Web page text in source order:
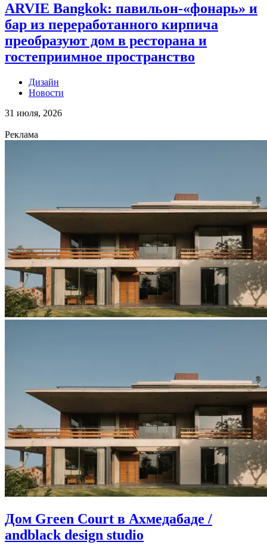
ARVIE Bangkok: павильон-«фонарь» и
бар из переработанного кирпича
преобразуют дом в ресторана и
гостеприимное пространство
Дизайн
Новости
31 июля, 2026
Реклама
Дом Green Court в Ахмедабаде /
andblack design studio